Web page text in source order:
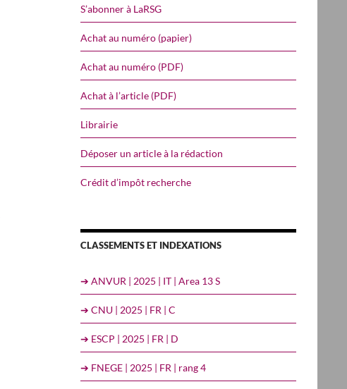
S’abonner à LaRSG
Achat au numéro (papier)
Achat au numéro (PDF)
Achat à l’article (PDF)
Librairie
Déposer un article à la rédaction
Crédit d’impôt recherche
CLASSEMENTS ET INDEXATIONS
➔ ANVUR | 2025 | IT | Area 13 S
➔ CNU | 2025 | FR | C
➔ ESCP | 2025 | FR | D
➔ FNEGE | 2025 | FR | rang 4